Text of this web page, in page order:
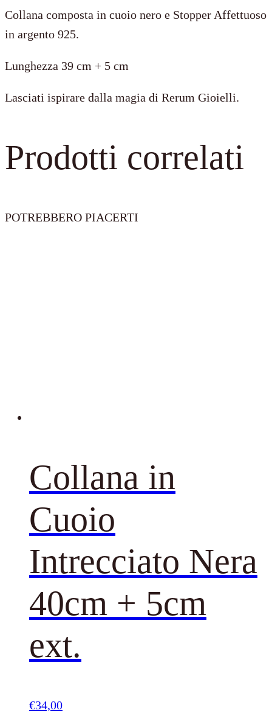
+
Stopper
quantità
Collana composta in cuoio nero e Stopper Affettuoso
in argento 925.
Lunghezza 39 cm + 5 cm
Lasciati ispirare dalla magia di Rerum Gioielli.
Prodotti correlati
POTREBBERO PIACERTI
Collana in
Cuoio
Intrecciato Nera
40cm + 5cm
ext.
€34,00